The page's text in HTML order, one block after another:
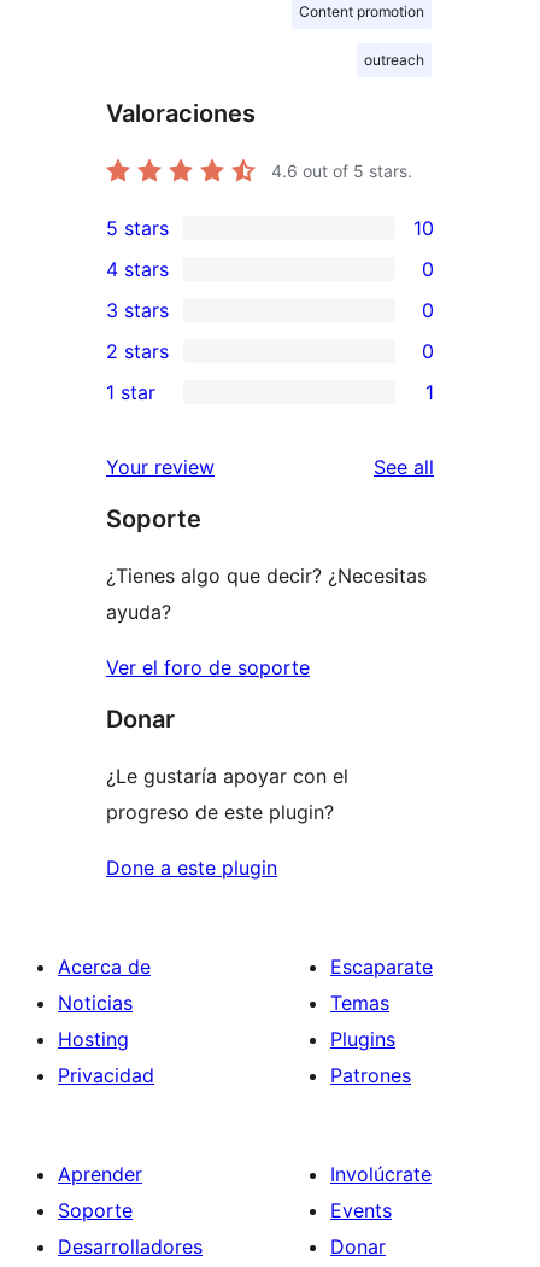
Content promotion
outreach
Valoraciones
4.6 out of 5 stars.
10
5-
star
reviews
5 stars 10
4-
star
reviews
4 stars 0
0
3-
star
3 stars 0
2-
reviews
2 stars 0
star
review
1 star 1
Your review See all
Soporte
¿Tienes algo que decir? ¿Necesitas
ayuda?
Ver el foro de soporte
Donar
¿Le gustaría apoyar con el
progreso de este plugin?
Done a este plugin
Acerca de
Noticias
Hosting
Privacidad
Escaparate
Temas
Plugins
Patrones
Aprender
Soporte
Desarrolladores
Involúcrate
Events
Donar